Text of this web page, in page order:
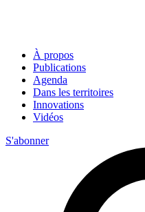
À propos
Publications
Agenda
Dans les territoires
Innovations
Vidéos
S'abonner